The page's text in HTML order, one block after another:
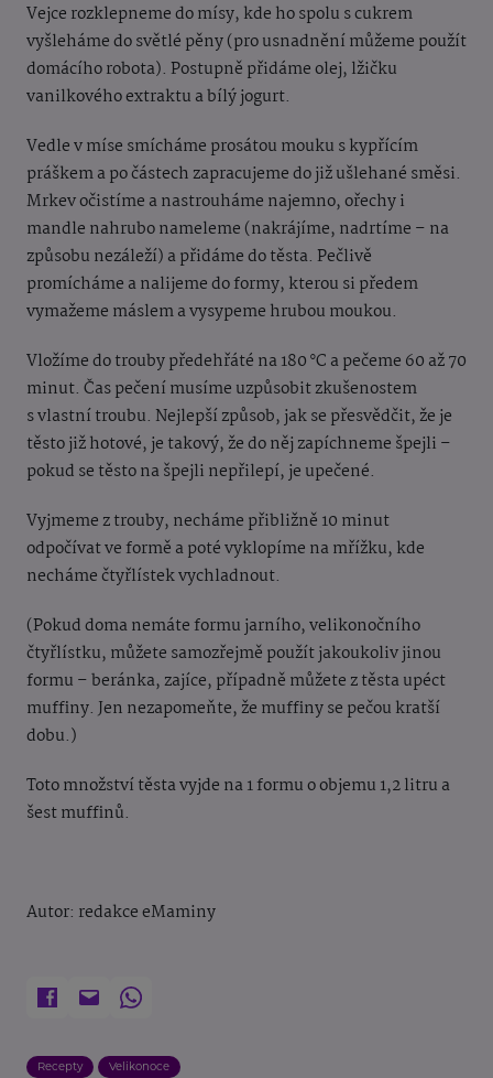
Vejce rozklepneme do mísy, kde ho spolu s cukrem
vyšleháme do světlé pěny (pro usnadnění můžeme použít
domácího robota). Postupně přidáme olej, lžičku
vanilkového extraktu a bílý jogurt.
Vedle v míse smícháme prosátou mouku s kypřícím
práškem a po částech zapracujeme do již ušlehané směsi.
Mrkev očistíme a nastrouháme najemno, ořechy i
mandle nahrubo nameleme (nakrájíme, nadrtíme – na
způsobu nezáleží) a přidáme do těsta. Pečlivě
promícháme a nalijeme do formy, kterou si předem
vymažeme máslem a vysypeme hrubou moukou.
Vložíme do trouby předehřáté na 180 °C a pečeme 60 až 70
minut. Čas pečení musíme uzpůsobit zkušenostem
s vlastní troubu. Nejlepší způsob, jak se přesvědčit, že je
těsto již hotové, je takový, že do něj zapíchneme špejli –
pokud se těsto na špejli nepřilepí, je upečené.
Vyjmeme z trouby, necháme přibližně 10 minut
odpočívat ve formě a poté vyklopíme na mřížku, kde
necháme čtyřlístek vychladnout.
(Pokud doma nemáte formu jarního, velikonočního
čtyřlístku, můžete samozřejmě použít jakoukoliv jinou
formu – beránka, zajíce, případně můžete z těsta upéct
muffiny. Jen nezapomeňte, že muffiny se pečou kratší
dobu.)
Toto množství těsta vyjde na 1 formu o objemu 1,2 litru a
šest muffinů.
Autor: redakce eMaminy
Recepty Velikonoce